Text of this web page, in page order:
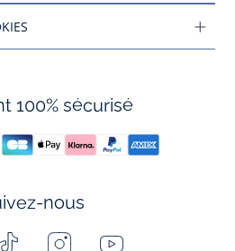
100% sécurisé
nous
Tiktok InstagramYoutube